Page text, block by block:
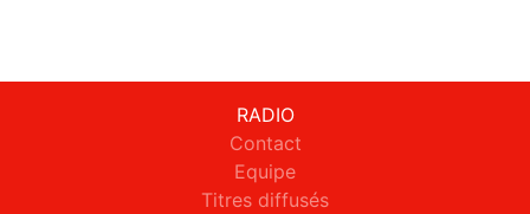
RADIO
Contact
Equipe
Titres diffusés